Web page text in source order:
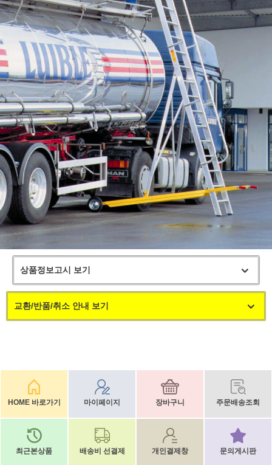
상품정보고시 보기
교환/반품/취소 안내 보기
HOME 바로가기 마이페이지 장바구니 주문배송조회
최근본상품 배송비 선결제 개인결제창 문의게시판